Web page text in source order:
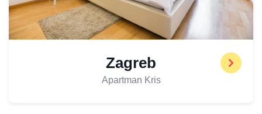
Zagreb
Apartman Kris